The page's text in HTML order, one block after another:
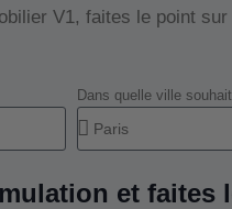
V1, faites le point
Dans quelle ville
et